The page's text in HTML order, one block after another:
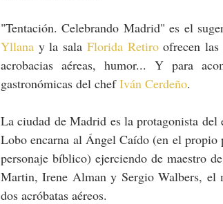
"Tentación. Celebrando Madrid" es el
Yllana y la sala Florida Retiro ofrecen las
acrobacias aéreas, humor... Y para
gastronómicas del chef Iván Cerdeño.
La ciudad de Madrid es la protagonista
Lobo encarna al Ángel Caído (en el propio
personaje bíblico) ejerciendo de maestro
Martin, Irene Alman y Sergio Walbers, el
dos acróbatas aéreos.